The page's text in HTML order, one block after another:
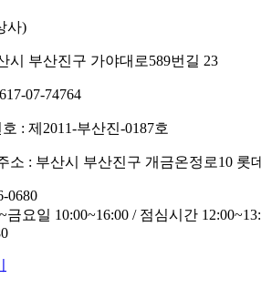
사)
부산진구 가야대로589번길 23
07-74764
: 제2011-부산진-0187호
소 : 부산시 부산진구 개금온정로10 롯
0680
요일 10:00~16:00 / 점심시간